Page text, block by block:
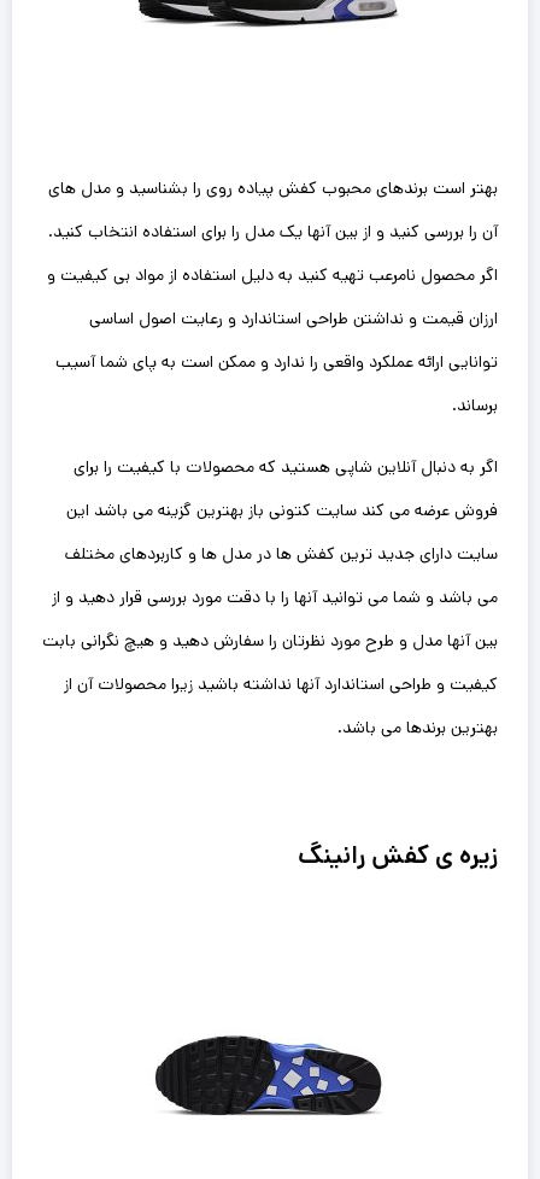
بهتر است برندهای محبوب کفش پیاده روی را بشناسید و مدل های
آن را بررسی کنید و از بین آنها یک مدل را برای استفاده انتخاب کنید.
اگر محصول نامرعب تهیه کنید به دلیل استفاده از مواد بی کیفیت و
ارزان قیمت و نداشتن طراحی استاندارد و رعایت اصول اساسی
توانایی ارائه عملکرد واقعی را ندارد و ممکن است به پای شما آسیب
برساند.
اگر به دنبال آنلاین شاپی هستید که محصولات با کیفیت را برای
فروش عرضه می کند سایت کتونی باز بهترین گزینه می باشد این
سایت دارای جدید ترین کفش ها در مدل ها و کاربردهای مختلف
می باشد و شما می توانید آنها را با دقت مورد بررسی قرار دهید و از
بین آنها مدل و طرح مورد نظرتان را سفارش دهید و هیچ نگرانی بابت
کیفیت و طراحی استاندارد آنها نداشته باشید زیرا محصولات آن از
بهترین برندها می باشد.
زیره ی کفش رانینگ